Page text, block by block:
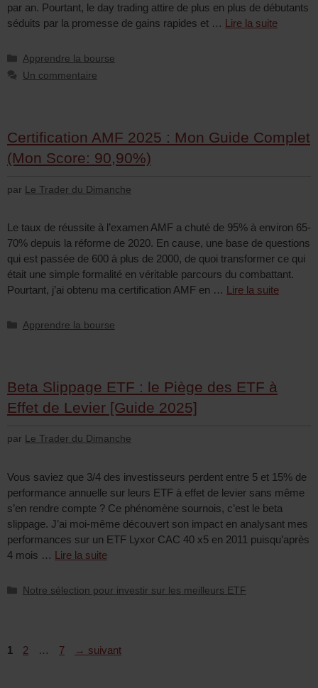
par an. Pourtant, le day trading attire de plus en plus de débutants
séduits par la promesse de gains rapides et … Lire la suite
Apprendre la bourse
Un commentaire
Certification AMF 2025 : Mon Guide Complet
(Mon Score: 90,90%)
par Le Trader du Dimanche
Le taux de réussite à l’examen AMF a chuté de 95% à environ 65-
70% depuis la réforme de 2020. En cause, une base de questions
qui est passée de 600 à plus de 2000, de quoi transformer ce qui
était une simple formalité en véritable parcours du combattant.
Pourtant, j’ai obtenu ma certification AMF en … Lire la suite
Apprendre la bourse
Beta Slippage ETF : le Piège des ETF à
Effet de Levier [Guide 2025]
par Le Trader du Dimanche
Vous saviez que 3/4 des investisseurs perdent entre 5 et 15% de
performance annuelle sur leurs ETF à effet de levier sans même
s’en rendre compte ? Ce phénomène sournois, c’est le beta
slippage. J’ai moi-même découvert son impact en analysant mes
performances sur un ETF Lyxor CAC 40 x5 en 2011 puisqu’après
4 mois … Lire la suite
Notre sélection pour investir sur les meilleurs ETF
1 2 … 7 → suivant